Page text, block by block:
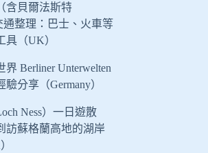
含貝爾法斯特
通整理：巴士、火車等
具（UK）
界 Berliner Unterwelten
驗分享（Germany）
Ness）一日遊散
訪蘇格蘭高地的湖岸